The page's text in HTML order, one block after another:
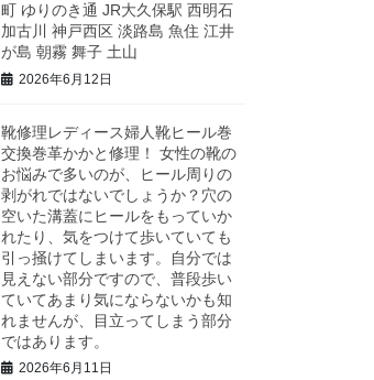
町 ゆりのき通 JR大久保駅 西明石
加古川 神戸西区 淡路島 魚住 江井
が島 朝霧 舞子 土山
2026年6月12日
靴修理レディース婦人靴ヒール巻
交換巻革かかと修理！ 女性の靴の
お悩みで多いのが、ヒール周りの
剥がれではないでしょうか？穴の
空いた溝蓋にヒールをもっていか
れたり、気をつけて歩いていても
引っ掻けてしまいます。自分では
見えない部分ですので、普段歩い
ていてあまり気にならないかも知
れませんが、目立ってしまう部分
ではあります。
2026年6月11日